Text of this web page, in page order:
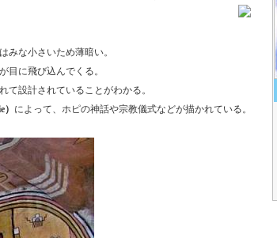
みな小さいため薄暗い。
目に飛び込んでくる。
て設計されていることがわかる。
によって、ホピの神話や宗教儀式などが描かれている。